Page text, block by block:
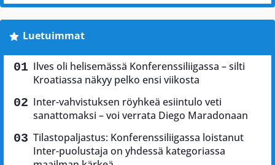
Luetuimmat
Ilves oli helisemässä Konferenssiliigassa – silti
Kroatiassa näkyy pelko ensi viikosta
Inter-vahvistuksen röyhkeä esiintulo veti
sanattomaksi – voi verrata Diego Maradonaan
Tilastopaljastus: Konferenssiliigassa loistanut
Inter-puolustaja on yhdessä kategoriassa